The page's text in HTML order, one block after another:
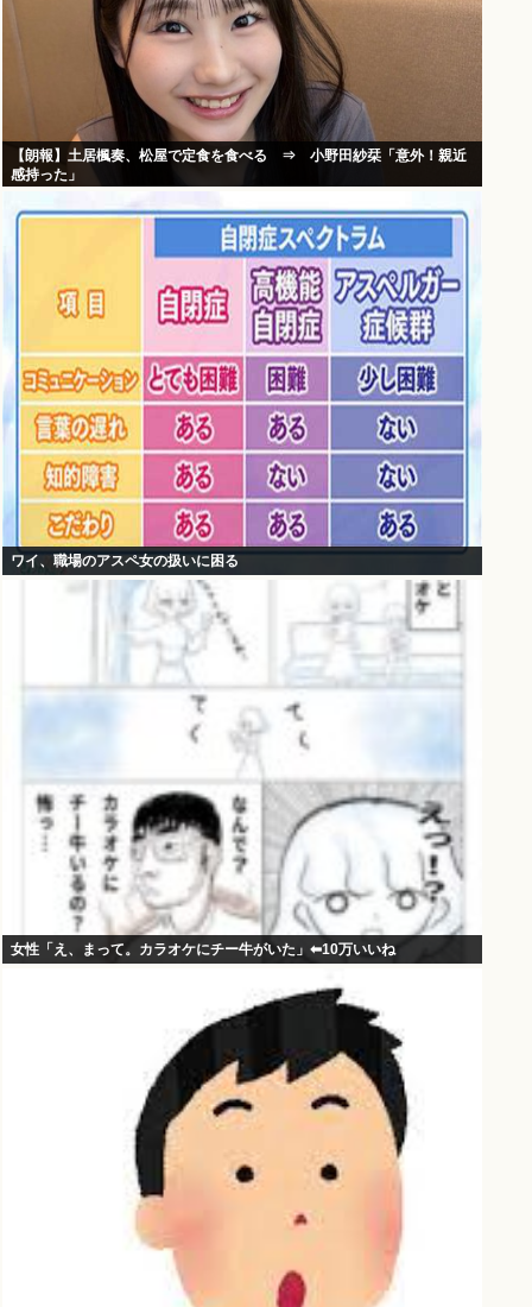
【朗報】土居楓奏、松屋で定食を食べる ⇒ 小野田紗栞「意外！親近
感持った」
ワイ、職場のアスペ女の扱いに困る
女性「え、まって。カラオケにチー牛がいた」⬅10万いいね